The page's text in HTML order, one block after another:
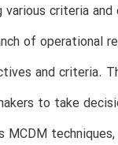
criteria
of operational
and criteria.
to take